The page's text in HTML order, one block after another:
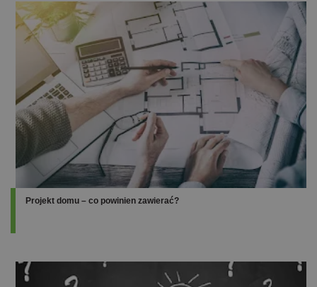
Projekt domu – co powinien zawierać?